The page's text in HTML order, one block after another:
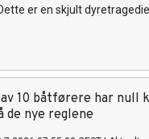
er en skjult dyretragedie.
10 båtførere har null
de nye reglene